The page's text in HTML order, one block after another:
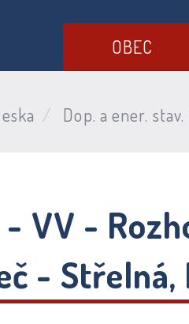
OBEC
Dop. a ener.
VV -
- Střelná,